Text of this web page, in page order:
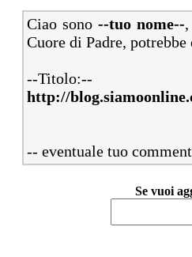
Ciao sono --tuo nome--
Cuore di Padre,
--Titolo:--
http://
-- eventuale tuo
Se vuoi